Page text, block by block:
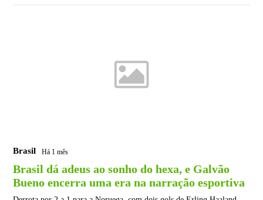
Brasil Há 1 mês
Brasil dá adeus ao sonho do hexa, e Galvão
Bueno encerra uma era na narração esportiva